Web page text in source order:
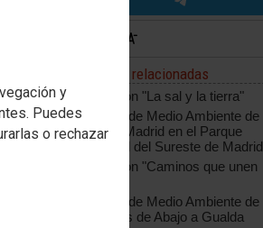
y
Puedes
o rechazar
Noticias relacionadas
Excursión "La sal y la tierra"
El Taller de Medio Ambiente de
CCOO Madrid en el Parque
Regional del Sureste de Madrid
Excursión "Caminos que unen
El Taller de Medio Ambiente de
Gárgoles de Abajo a Gualda